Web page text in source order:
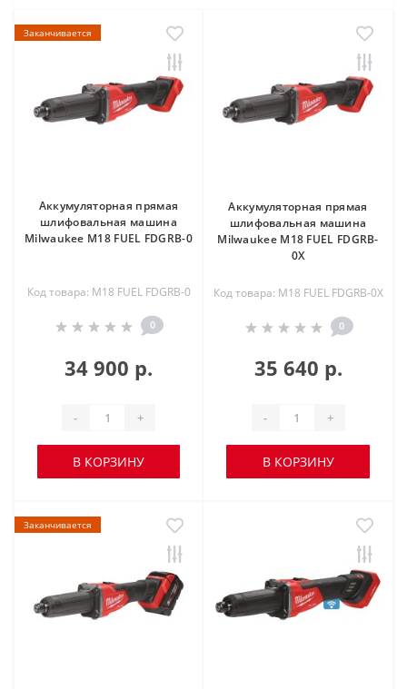
Заканчивается
Аккумуляторная прямая
шлифовальная машина
Milwaukee M18 FUEL FDGRB-0
Код товара: M18 FUEL FDGRB-0
0
34 900 р.
- +
В КОРЗИНУ
Аккумуляторная прямая
шлифовальная машина
Milwaukee M18 FUEL FDGRB-
0X
Код товара: M18 FUEL FDGRB-0X
0
35 640 р.
- +
В КОРЗИНУ
Заканчивается